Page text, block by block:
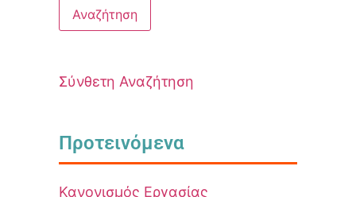
Σύνθετη Αναζήτηση
Προτεινόμενα
Κανονισμός Εργασίας